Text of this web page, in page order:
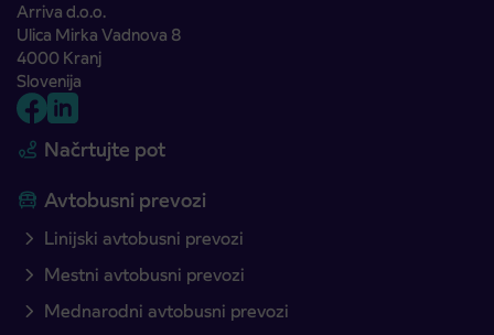
Arriva d.o.o.
Ulica Mirka Vadnova 8
4000 Kranj
Slovenija
Načrtujte pot
Avtobusni prevozi
Linijski avtobusni prevozi
Mestni avtobusni prevozi
Mednarodni avtobusni prevozi